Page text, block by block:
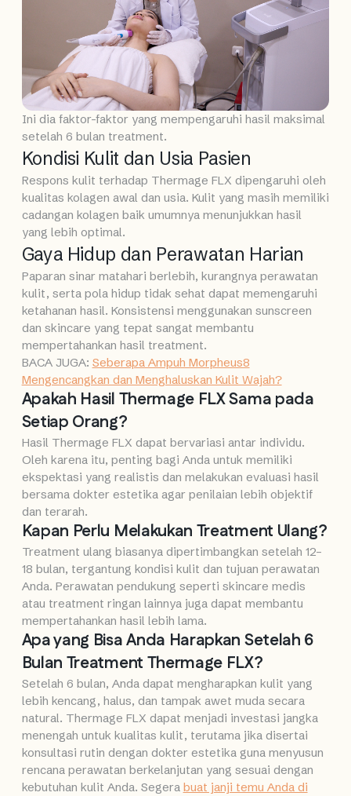
Ini dia faktor-faktor yang mempengaruhi hasil maksimal
setelah 6 bulan treatment.
Kondisi Kulit dan Usia Pasien
Respons kulit terhadap Thermage FLX dipengaruhi oleh
kualitas kolagen awal dan usia. Kulit yang masih memiliki
cadangan kolagen baik umumnya menunjukkan hasil
yang lebih optimal.
Gaya Hidup dan Perawatan Harian
Paparan sinar matahari berlebih, kurangnya perawatan
kulit, serta pola hidup tidak sehat dapat memengaruhi
ketahanan hasil. Konsistensi menggunakan sunscreen
dan skincare yang tepat sangat membantu
mempertahankan hasil treatment.
BACA JUGA: Seberapa Ampuh Morpheus8
Mengencangkan dan Menghaluskan Kulit Wajah?
Apakah Hasil Thermage FLX Sama pada
Setiap Orang?
Hasil Thermage FLX dapat bervariasi antar individu.
Oleh karena itu, penting bagi Anda untuk memiliki
ekspektasi yang realistis dan melakukan evaluasi hasil
bersama dokter estetika agar penilaian lebih objektif
dan terarah.
Kapan Perlu Melakukan Treatment Ulang?
Treatment ulang biasanya dipertimbangkan setelah 12–
18 bulan, tergantung kondisi kulit dan tujuan perawatan
Anda. Perawatan pendukung seperti skincare medis
atau treatment ringan lainnya juga dapat membantu
mempertahankan hasil lebih lama.
Apa yang Bisa Anda Harapkan Setelah 6
Bulan Treatment Thermage FLX?
Setelah 6 bulan, Anda dapat mengharapkan kulit yang
lebih kencang, halus, dan tampak awet muda secara
natural. Thermage FLX dapat menjadi investasi jangka
menengah untuk kualitas kulit, terutama jika disertai
konsultasi rutin dengan dokter estetika guna menyusun
rencana perawatan berkelanjutan yang sesuai dengan
kebutuhan kulit Anda. Segera buat janji temu Anda di